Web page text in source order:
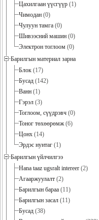
Цахилгаан үүсгүүр (1)
Чимодан (0)
Чулуун тамга (0)
Шивээсний машин (0)
Электрон тоглоом (0)
Барилгын материал зарна
Блок (17)
Бусад (142)
Ванн (1)
Гэрэл (3)
Тоглоом, сүүдрэвч (0)
Тоног төхөөрөмж(6)
Цонх (14)
Эрдэс нунтаг (1)
Барилгын үйлчилгээ
Hana taaz ugsralt intereer (2)
Агааржуулалт (2)
Барилгын бараа (11)
Барилгын засал (11)
Бусад (38)